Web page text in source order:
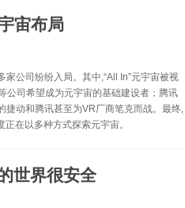
宙布局
公司纷纷入局。其中,“All In”元宇宙被视
公司希望成为元宇宙的基础建设者；腾讯
捷动和腾讯甚至为VR厂商笔克而战。最终,
在以多种方式探索元宇宙。
世界很安全